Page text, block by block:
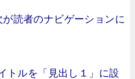
読者のナビゲーションに
トルを「見出し１」に設